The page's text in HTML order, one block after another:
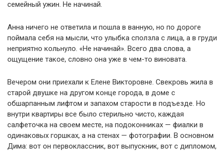
семейный ужин. Не начинай.
Анна ничего не ответила и пошла в ванную, но по дороге
поймала себя на мысли, что улыбка сползла с лица, а в груди
неприятно кольнуло. «Не начинай». Всего два слова, а
ощущение такое, словно она уже в чем-то виновата.
Вечером они приехали к Елене Викторовне. Свекровь жила в
старой двушке на другом конце города, в доме с
обшарпанным лифтом и запахом старости в подъезде. Но
внутри квартиры все было стерильно чисто, каждая
салфеточка на своем месте, на подоконниках — фиалки в
одинаковых горшках, а на стенах — фотографии. В основном
Дима: вот он первоклассник, вот выпускник, вот с дипломом,